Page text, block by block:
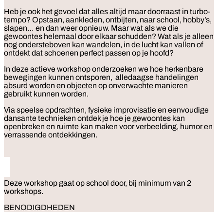
Heb je ook het gevoel dat alles altijd maar doorraast in turbo-
tempo? Opstaan, aankleden, ontbijten, naar school, hobby’s,
slapen… en dan weer opnieuw. Maar wat als we die
gewoontes helemaal door elkaar schudden? Wat als je alleen
nog ondersteboven kan wandelen, in de lucht kan vallen of
ontdekt dat schoenen perfect passen op je hoofd?
In deze actieve workshop onderzoeken we hoe herkenbare
bewegingen kunnen ontsporen, alledaagse handelingen
absurd worden en objecten op onverwachte manieren
gebruikt kunnen worden.
Via speelse opdrachten, fysieke improvisatie en eenvoudige
dansante technieken ontdek je hoe je gewoontes kan
openbreken en ruimte kan maken voor verbeelding, humor en
verrassende ontdekkingen.
Deze workshop gaat op school door, bij minimum van 2
workshops.
BENODIGDHEDEN